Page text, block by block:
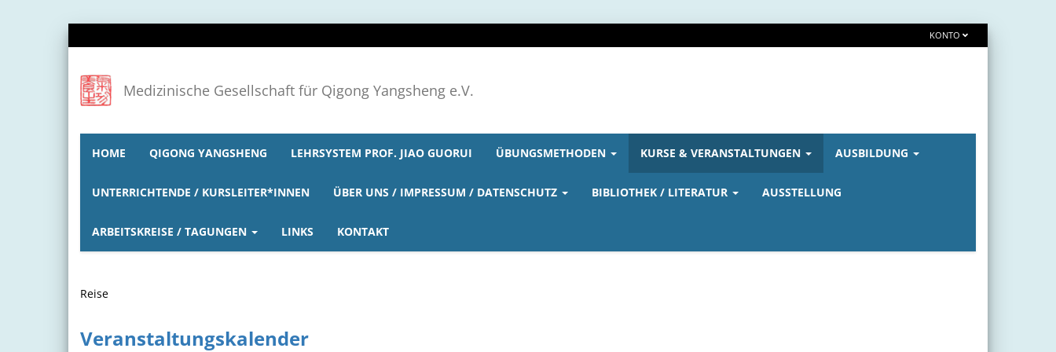
KONTO
Medizinische Gesellschaft für Qigong Yangsheng e.V.
HOME QIGONG YANGSHENG LEHRSYSTEM PROF. JIAO GUORUI ÜBUNGSMETHODEN KURSE & VERANSTALTUNGEN AUSBILDUNG
UNTERRICHTENDE / KURSLEITER*INNEN ÜBER UNS / IMPRESSUM / DATENSCHUTZ BIBLIOTHEK / LITERATUR AUSSTELLUNG
ARBEITSKREISE / TAGUNGEN LINKS KONTAKT
Reise
Veranstaltungskalender